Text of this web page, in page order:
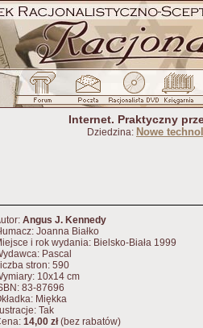
Internet. Praktyczny
Dziedzina: Nowe
Angus J. Kennedy
Joanna Białko
i rok wydania: Bielsko-Biała 1999
Pascal
stron: 590
10x14 cm
83-87696
Miękka
Ilustracje: Tak
14,00 zł(bez rabatów)